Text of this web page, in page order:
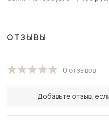
ОТЗЫВЫ
0 отзывов
Добавьте отзыв,